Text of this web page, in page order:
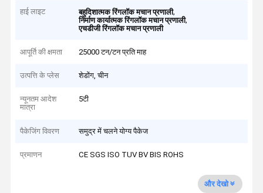
हाई लाइट बहुदिशात्मक रिंगलॉक मचान प्रणाली,
निर्माण कार्यात्मक रिंगलॉक मचान प्रणाली,
एचडीजी रिंगलॉक मचान प्रणाली
आपूर्ति की क्षमता 25000 टन/टन प्रति माह
उत्पत्ति के प्लेस शेडोंग, चीन
न्यूनतम आदेश
मात्रा
5टी
पैकेजिंग विवरण समुद्र में चलने योग्य पैकेज
प्रमाणन CE SGS ISO TUV BV BIS ROHS
और देखो